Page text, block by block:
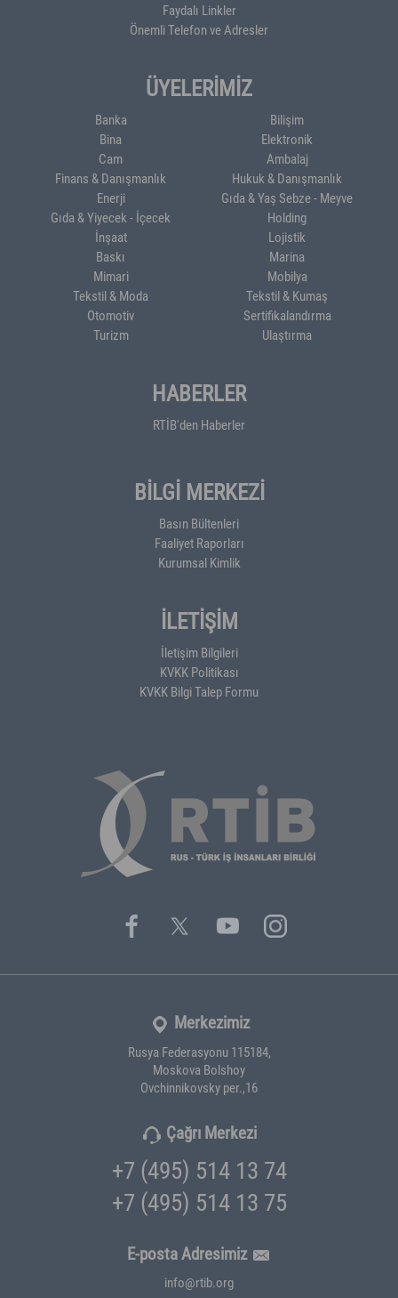
Faydalı Linkler
Önemli Telefon ve Adresler
ÜYELERİMİZ
Banka
Bilişim
Bina
Elektronik
Cam
Ambalaj
Finans & Danışmanlık
Hukuk & Danışmanlık
Enerji
Gıda & Yaş Sebze - Meyve
Gıda & Yiyecek - İçecek
Holding
İnşaat
Lojistik
Baskı
Marina
Mimari
Mobilya
Tekstil & Moda
Tekstil & Kumaş
Otomotiv
Sertifikalandırma
Turizm
Ulaştırma
HABERLER
RTİB'den Haberler
BİLGİ MERKEZİ
Basın Bültenleri
Faaliyet Raporları
Kurumsal Kimlik
İLETİŞİM
İletişim Bilgileri
KVKK Politikası
KVKK Bilgi Talep Formu
Merkezimiz
Rusya Federasyonu 115184,
Moskova Bolshoy
Ovchinnikovsky per.,16
Çağrı Merkezi
+7 (495) 514 13 74
+7 (495) 514 13 75
E-posta Adresimiz
info@rtib.org